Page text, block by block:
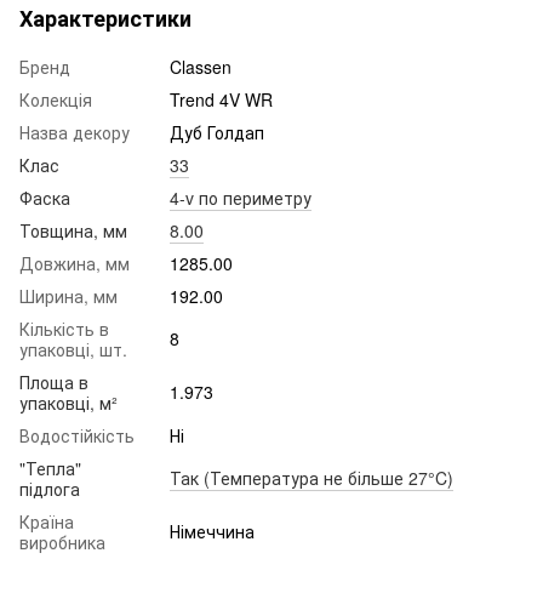
Характеристики
Бренд
Classen
Колекція
Trend 4V WR
Назва декору
Дуб Голдап
Клас
33
Фаска
4-v по периметру
Товщина, мм
8.00
Довжина, мм
1285.00
Ширина, мм
192.00
Кількість в
упаковці, шт.
8
Площа в
упаковці, м²
1.973
Водостійкість
Ні
"Тепла"
підлога
Так (Температура не більше 27°C)
Країна
виробника
Німеччина